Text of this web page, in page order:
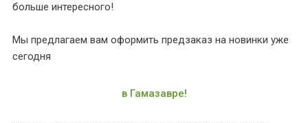
больше интересного!
Мы предлагаем вам оформить предзаказ на новинки уже
сегодня
в Гамазавре!